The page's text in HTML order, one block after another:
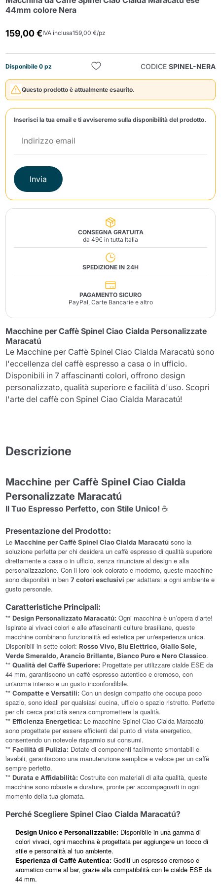
44mm colore Nera
159,00 €IVA inclusa159,00 €/pz
Disponibile 0 pz CODICE SPINEL-NERA
Questo prodotto è attualmente esaurito.
Inserisci la tua email e ti avviseremo sulla disponibilità del prodotto.
Invia
CONSEGNA GRATUITA
da 49€ in tutta Italia
SPEDIZIONE IN 24H
PAGAMENTO SICURO
PayPal, Carte Bancarie e altro
Macchine per Caffè Spinel Ciao Cialda Personalizzate
Maracatú
Le Macchine per Caffè Spinel Ciao Cialda Maracatú sono
l'eccellenza del caffè espresso a casa o in ufficio.
Disponibili in 7 affascinanti colori, offrono design
personalizzato, qualità superiore e facilità d'uso. Scopri
l'arte del caffè con Spinel Ciao Cialda Maracatú!
Descrizione
Macchine per Caffè Spinel Ciao Cialda
Personalizzate Maracatú
Il Tuo Espresso Perfetto, con Stile Unico! ☕
Presentazione del Prodotto:
LeMacchine per Caffè Spinel Ciao Cialda Maracatú sono la
soluzione perfetta per chi desidera un caffè espresso di qualità superiore
direttamente a casa o in ufficio, senza rinunciare al design e alla
personalizzazione. Con il loro look colorato e moderno, queste macchine
sono disponibili in ben7 colori esclusivi per adattarsi a ogni ambiente e
gusto personale.
Caratteristiche Principali:
**Design Personalizzato Maracatú: Ogni macchina è un’opera d’arte!
Ispirate ai vivaci colori e alle affascinanti culture brasiliane, queste
macchine combinano funzionalità ed estetica per un'esperienza unica.
Disponibili in sette colori:Rosso Vivo, Blu Elettrico, Giallo Sole,
Verde Smeraldo, Arancio Brillante, Bianco Puro e Nero Classico.
**Qualità del Caffè Superiore: Progettate per utilizzare cialde ESE da
44 mm, garantiscono un caffè espresso autentico e cremoso, con
un'aroma intenso e un gusto inconfondibile.
**Compatte e Versatili: Con un design compatto che occupa poco
spazio, sono ideali per qualsiasi cucina, ufficio o spazio ristretto. Perfette
per chi cerca praticità senza compromettere la qualità.
**Efficienza Energetica: Le macchine Spinel Ciao Cialda Maracatú
sono progettate per essere efficienti dal punto di vista energetico,
consentendo un notevole risparmio sui consumi.
**Facilità di Pulizia: Dotate di componenti facilmente smontabili e
lavabili, garantiscono una manutenzione semplice e veloce per un caffè
sempre perfetto.
**Durata e Affidabilità: Costruite con materiali di alta qualità, queste
macchine sono robuste e durature, pronte per accompagnarti in ogni
momento della tua giornata.
Perché Scegliere Spinel Ciao Cialda Maracatú?
Design Unico e Personalizzabile: Disponibile in una gamma di
colori vivaci, ogni macchina è progettata per aggiungere un tocco di
stile e personalità al tuo ambiente.
Esperienza di Caffè Autentica: Goditi un espresso cremoso e
aromatico come al bar, grazie alla compatibilità con le cialde ESE da
44 mm.
Invia